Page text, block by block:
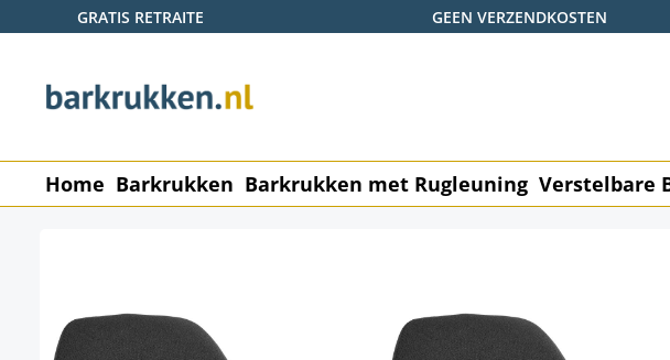
de hoofdinhoud
Ga naar de zoekopdracht
Ga naar de hoofdnavigatie
GRATIS RETRAITE GEEN VERZENDKOSTEN
Home Barkrukken Barkrukken met Rugleuning Verstelbare